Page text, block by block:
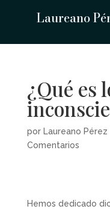
Laureano
¿Qué es
por Laureano Pérez
Comentarios
Hemos dedicado